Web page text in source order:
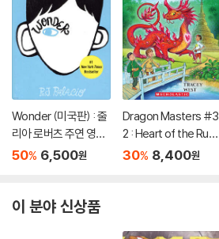
Wonder (미국판) : 줄
리아 로버츠 주연 영화
'원더' 원작 소설
50% 6,500원
Dragon Masters #3
2 : Heart of the Ruby
Dragon (A Branches
30% 8,400원
이 분야 신상품